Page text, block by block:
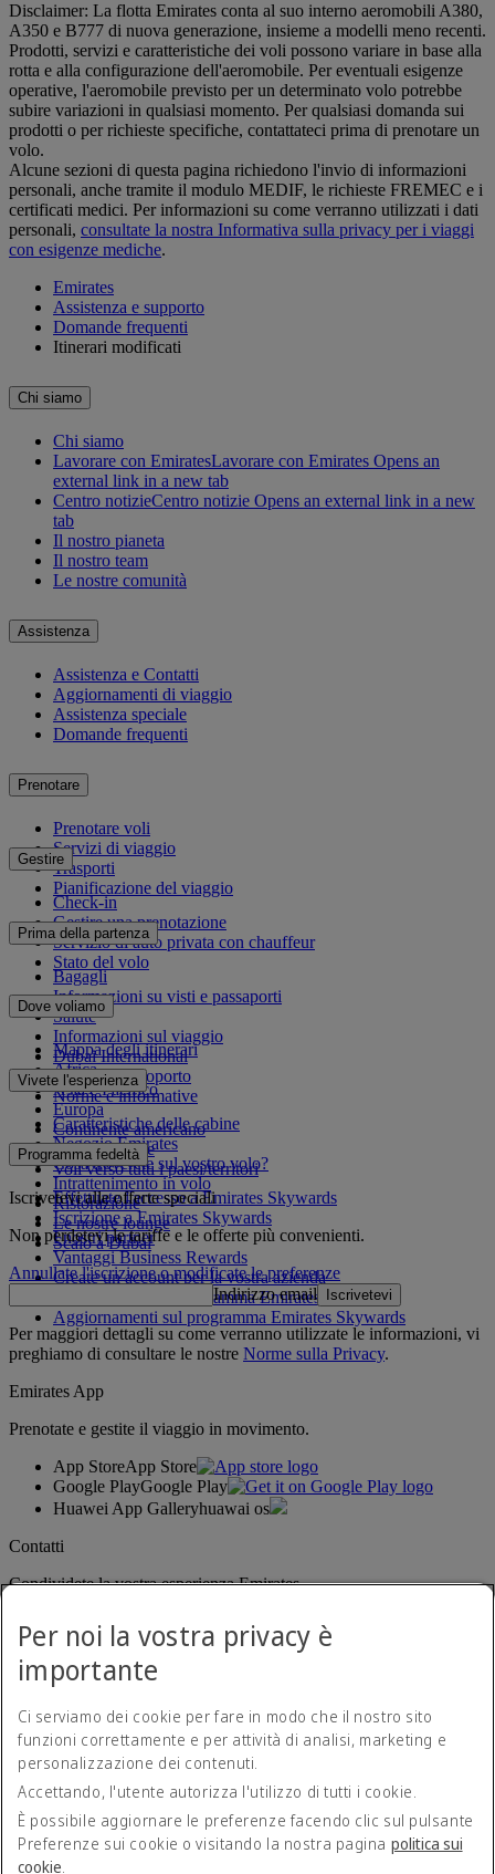
Disclaimer: La flotta Emirates conta al suo interno aeromobili A380,
A350 e B777 di nuova generazione, insieme a modelli meno recenti.
Prodotti, servizi e caratteristiche dei voli possono variare in base alla
rotta e alla configurazione dell'aeromobile. Per eventuali esigenze
operative, l'aeromobile previsto per un determinato volo potrebbe
subire variazioni in qualsiasi momento. Per qualsiasi domanda sui
prodotti o per richieste specifiche, contattateci prima di prenotare un
volo.
Alcune sezioni di questa pagina richiedono l'invio di informazioni
personali, anche tramite il modulo MEDIF, le richieste FREMEC e i
certificati medici. Per informazioni su come verranno utilizzati i dati
personali, consultate la nostra Informativa sulla privacy per i viaggi
con esigenze mediche.
Emirates
Assistenza e supporto
Domande frequenti
Itinerari modificati
Chi siamo
Chi siamo
Lavorare con EmiratesLavorare con Emirates Opens an
external link in a new tab
Centro notizieCentro notizie Opens an external link in a new
tab
Il nostro pianeta
Il nostro team
Le nostre comunità
Assistenza
Assistenza e Contatti
Aggiornamenti di viaggio
Assistenza speciale
Domande frequenti
Prenotare
Prenotare voli
Servizi di viaggio
Trasporti
Pianificazione del viaggio
Gestire
Check-in
Gestire una prenotazione
Servizio di auto privata con chauffeur
Stato del volo
Prima della partenza
Bagagli
Informazioni su visti e passaporti
Salute
Informazioni sul viaggio
Dubai International
Da e per l'aeroporto
Norme e informative
Dove voliamo
Mappa degli itinerari
Africa
Asia e Pacifico
Europa
Continente americano
Medio Oriente
Voli verso tutti i paesi/territori
Vivete l'esperienza
Caratteristiche delle cabine
Negozio Emirates
Cosa troverete sul vostro volo?
Intrattenimento in volo
Ristorazione
Le nostre lounge
Scalo a Dubai
Programma fedeltà
Effettuate l'accesso a Emirates Skywards
Iscrizione a Emirates Skywards
I nostri partner
Vantaggi Business Rewards
Create un account per la vostra azienda
Regolamento del programma Emirates Skywards
Aggiornamenti sul programma Emirates Skywards
Iscrivetevi alle offerte speciali
Non perdetevi le tariffe e le offerte più convenienti.
Annullate l'iscrizione o modificate le preferenze
Indirizzo email
Iscrivetevi
Per maggiori dettagli su come verranno utilizzate le informazioni, vi
preghiamo di consultare le nostre Norme sulla Privacy.
Emirates App
Prenotate e gestite il viaggio in movimento.
App StoreApp Store
Google PlayGoogle Play
Huawei App Galleryhuawai os
Contatti
Condividete la vostra esperienza Emirates.
Contatti
Norme sulla privacy
Termini e condizioni
Per noi la vostra privacy è
importante
Ci serviamo dei cookie per fare in modo che il nostro sito
funzioni correttamente e per attività di analisi, marketing e
personalizzazione dei contenuti.
Accettando, l'utente autorizza l'utilizzo di tutti i cookie.
È possibile aggiornare le preferenze facendo clic sul pulsante
Preferenze sui cookie o visitando la nostra pagina politica sui
cookie.